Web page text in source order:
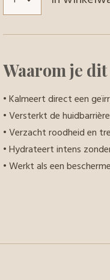
Waarom je
• Kalmeert direct een
• Versterkt de
• Verzacht roodheid en
• Hydrateert intens
• Werkt als een